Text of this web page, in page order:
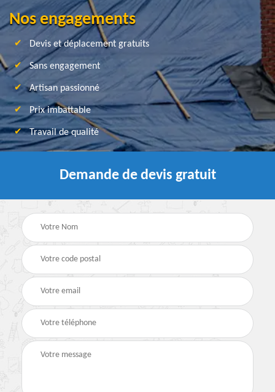
Nos engagements
Devis et déplacement gratuits
Sans engagement
Artisan passionné
Prix imbattable
Travail de qualité
Demande de devis gratuit